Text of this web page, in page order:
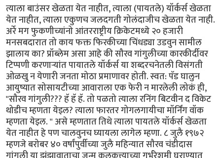
त्याला बाउंसर खेळता येत नाहीत, त्याला (पायतले) यॉर्कर्स खेळता
येत नाहीत, त्याला एकुणच जलदगती गोलंदाजीच खेळता येत नाही.
अर्रे मग फुकणीच्यांनो आंतरराष्ट्रीय क्रिकेटमध्ये २० हजारी
मनसबदारात तो काय फक्त फिरकीच्या चिंधड्या उडवुन सामील
झालाय का? प्रॉब्लेम असा आहे की सौरव गांगुलीच्या कारकीर्दीवर
टिप्पणी करणार्‍यांत पायातले यॉर्कर्स या शब्दरचनेतली विसंगती
ओळखु न येणारी जनता मोठा प्रमाणावर होती. स्वत: पॅड घालुन
आयुष्यात सोसायटीच्या आवाराला एक फेरी न मारलेली लोकं ही,
"सौरव गांगुली??? हॅ हॅ हॅ. तो पळतो त्याला रनिंग बिटवीन द विकेट
थोडीच म्हणता येइल? त्याला फारतर गोगलगायीचा मॉर्निंग वॉक
म्हणता येइल. " असे म्हणतात तिथे त्याला पायतले यॉर्कर्स खेळता
येत नाहीत हे पण चालवुनच घ्यायला लागेल म्हणा. ८ जुलै १९७२
म्हणजे बरोबर ४० वर्षांपुर्वीच्या जुलै महिन्यात सौरव चंडीदास